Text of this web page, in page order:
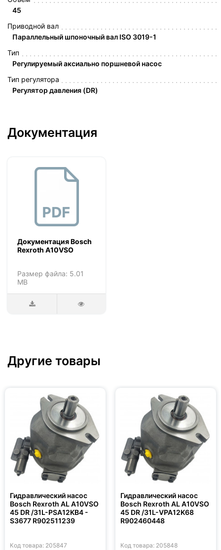
45
Приводной вал
Параллельный шпоночный вал ISO 3019-1
Тип
Регулируемый аксиально поршневой насос
Тип регулятора
Регулятор давления (DR)
Документация
Документация Bosch
Rexroth A10VSO
Размер файла: 5.01
MB
Другие товары
Гидравлический насос
Bosch Rexroth AL A10VSO
45 DR /31L-PSA12KB4 -
S3677 R902511239
Код товара: 205847
Гидравлический насос
Bosch Rexroth AL A10VSO
45 DR /31L-VPA12K68
R902460448
Код товара: 205848